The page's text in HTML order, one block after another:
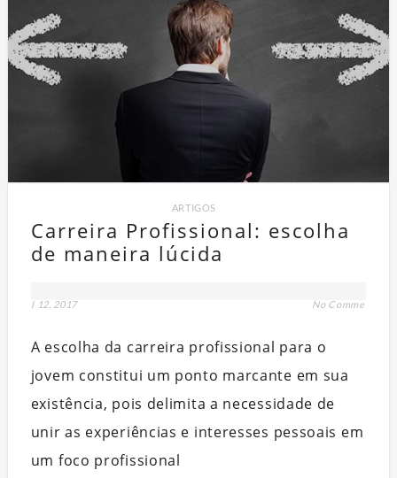
ARTIGOS
Carreira Profissional: escolha
de maneira lúcida
jul 12, 2017 No Comment
A escolha da carreira profissional para o
jovem constitui um ponto marcante em sua
existência, pois delimita a necessidade de
unir as experiências e interesses pessoais em
um foco profissional